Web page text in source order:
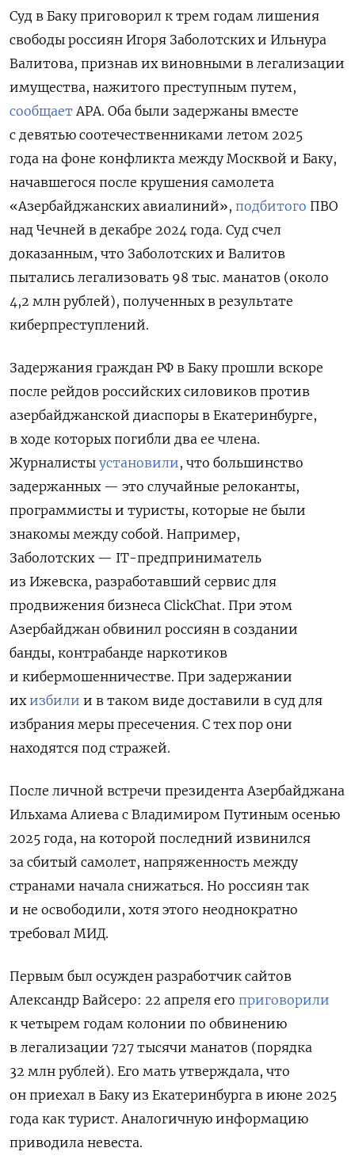
Суд в Баку приговорил к трем годам лишения
свободы россиян Игоря Заболотских и Ильнура
Валитова, признав их виновными в легализации
имущества, нажитого преступным путем,
сообщает APA. Оба были задержаны вместе
с девятью соотечественниками летом 2025
года на фоне конфликта между Москвой и Баку,
начавшегося после крушения самолета
«Азербайджанских авиалиний», подбитого ПВО
над Чечней в декабре 2024 года. Суд счел
доказанным, что Заболотских и Валитов
пытались легализовать 98 тыс. манатов (около
4,2 млн рублей), полученных в результате
киберпреступлений.
Задержания граждан РФ в Баку прошли вскоре
после рейдов российских силовиков против
азербайджанской диаспоры в Екатеринбурге,
в ходе которых погибли два ее члена.
Журналисты установили, что большинство
задержанных — это случайные релоканты,
программисты и туристы, которые не были
знакомы между собой. Например,
Заболотских — IT-предприниматель
из Ижевска, разработавший сервис для
продвижения бизнеса ClickChat. При этом
Азербайджан обвинил россиян в создании
банды, контрабанде наркотиков
и кибермошенничестве. При задержании
ихизбили и в таком виде доставили в суд для
избрания меры пресечения. С тех пор они
находятся под стражей.
После личной встречи президента Азербайджана
Ильхама Алиева с Владимиром Путиным осенью
2025 года, на которой последний извинился
за сбитый самолет, напряженность между
странами начала снижаться. Но россиян так
и не освободили, хотя этого неоднократно
требовал МИД.
Первым был осужден разработчик сайтов
Александр Вайсеро: 22 апреля его приговорили
к четырем годам колонии по обвинению
в легализации 727 тысячи манатов (порядка
32 млн рублей). Его мать утверждала, что
он приехал в Баку из Екатеринбурга в июне 2025
года как турист. Аналогичную информацию
приводила невеста.